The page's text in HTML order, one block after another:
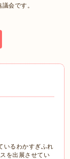
会です。
いるわかすぎふれ
を出展させてい